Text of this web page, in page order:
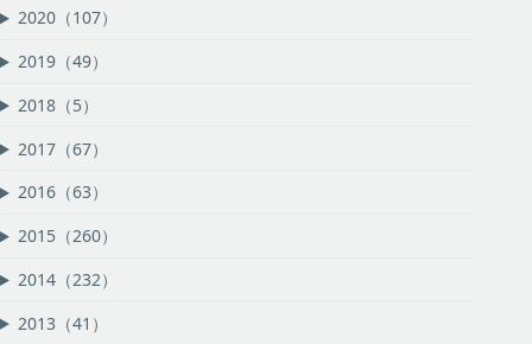
2020（107）
2019（49）
2018（5）
2017（67）
2016（63）
2015（260）
2014（232）
2013（41）